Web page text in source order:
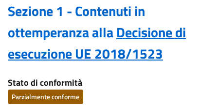
Sezione 1 - Contenuti in
ottemperanza allaDecisione di
esecuzione UE 2018/1523
Stato di conformità
Parzialmente conforme